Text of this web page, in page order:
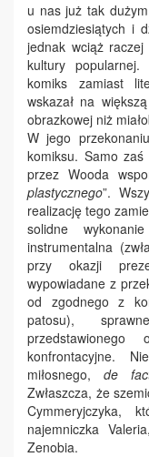
u nas już tak
osiemdziesiątych i
jednak wciąż
kultury
komiks zamiast
wskazał na
obrazkowej niż
W jego
komiksu. Samo zaś
przez Wooda
plastycznego”.
realizację tego
solidne
instrumentalna
przy okazji
wypowiadane z
od zgodnego z
patosu),
konfrontacyjne.
miłosnego, de
Zwłaszcza, że
Cymmeryjczyka,
najemniczka
Zenobia.